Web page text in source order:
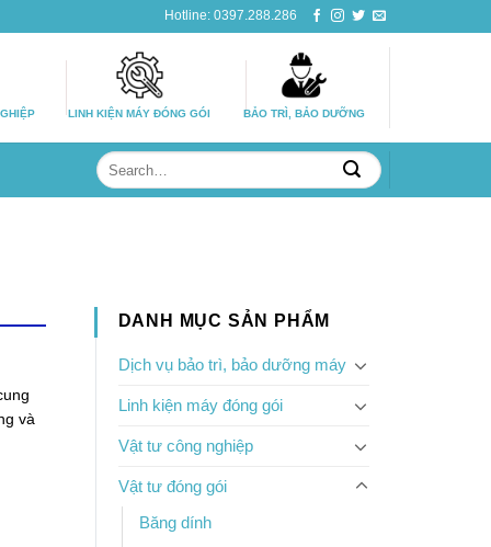
Hotline: 0397.288.286
LINH KIỆN MÁY ĐÓNG GÓI BẢO TRÌ, BẢO DƯỠNG
Search
for:
DANH MỤC SẢN PHẨM
Dịch vụ bảo trì, bảo dưỡng máy
Linh kiện máy đóng gói
Vật tư công nghiệp
Vật tư đóng gói
Băng dính
và